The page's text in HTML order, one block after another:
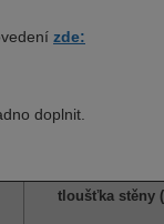
zde:
doplnit.
tloušťka stěny